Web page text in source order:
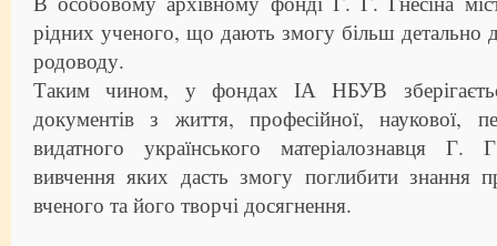
рідних ученого, що дають змогу більш детально
родоводу.
Таким чином, у фондах ІА НБУВ
документів з життя, професійної, наукової,
видатного українського матеріалознавця Г.
вивчення яких дасть змогу поглибити знання
вченого та його творчі досягнення.